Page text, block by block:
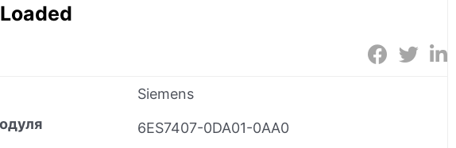
Siemens
6ES7407-0DA01-0AA0